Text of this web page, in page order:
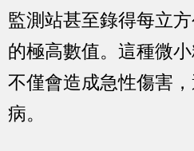
監測站甚至錄得每立
的極高數值。這種微
不僅會造成急性傷害
病。